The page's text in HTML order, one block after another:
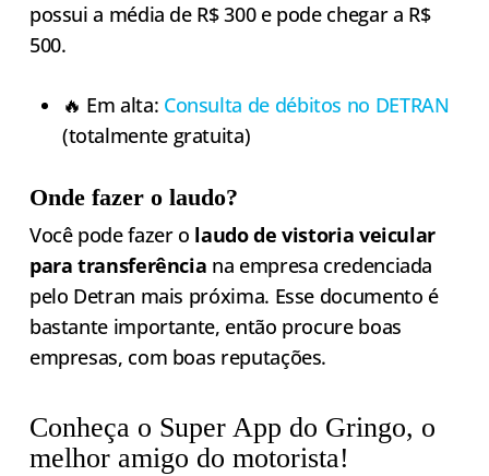
possui a média de R$ 300 e pode chegar a R$
500.
🔥 Em alta: Consulta de débitos no DETRAN
(totalmente gratuita)
Onde fazer o laudo?
Você pode fazer o laudo de vistoria veicular
para transferência na empresa credenciada
pelo Detran mais próxima. Esse documento é
bastante importante, então procure boas
empresas, com boas reputações.
Conheça o Super App do Gringo, o
melhor amigo do motorista!